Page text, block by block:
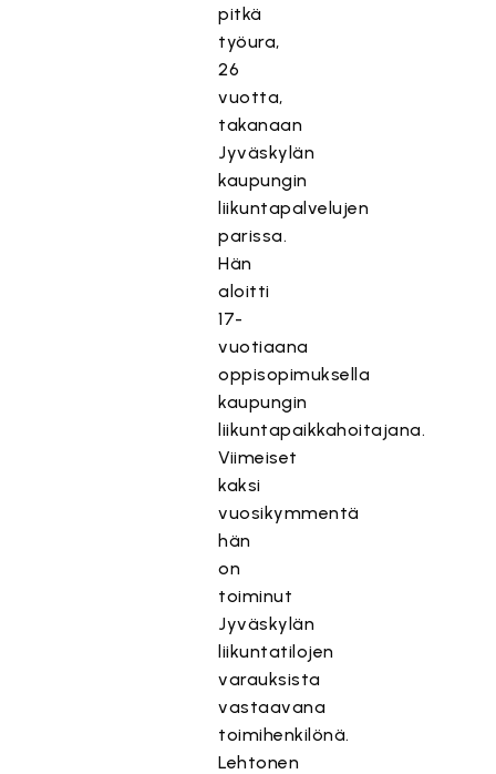
pitkä
työura,
26
vuotta,
takanaan
Jyväskylän
kaupungin
liikuntapalvelujen
parissa.
Hän
aloitti
17-
vuotiaana
oppisopimuksella
kaupungin
liikuntapaikkahoitajana.
Viimeiset
kaksi
vuosikymmentä
hän
on
toiminut
Jyväskylän
liikuntatilojen
varauksista
vastaavana
toimihenkilönä.
Lehtonen